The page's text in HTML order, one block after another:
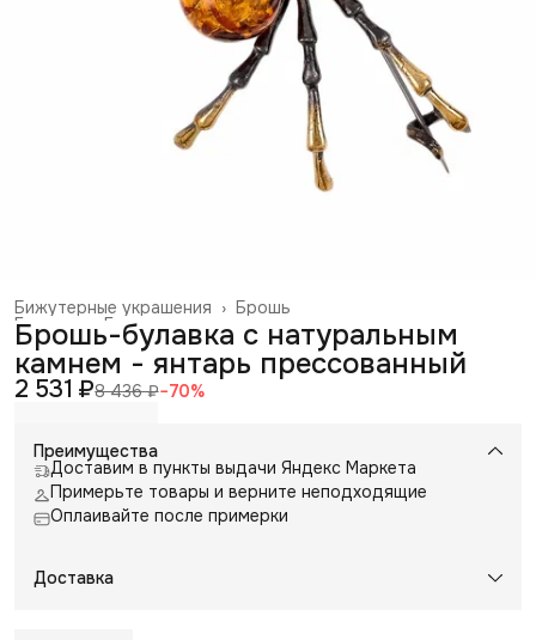
Брошь
Бижутерные украшения ›
Галантерея и аксессуары
Главная
Брошь-булавка с натуральным
камнем - янтарь прессованный
2 531 ₽8 436 ₽−70%
Преимущества
Доставим в пункты выдачи Яндекс Маркета
Примерьте товары и верните неподходящие
Оплаивайте после примерки
Доставка